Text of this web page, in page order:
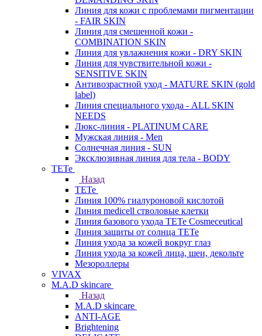
Линия для кожи с проблемами пигментации
- FAIR SKIN
Линия для смешенной кожи -
COMBINATION SKIN
Линия для увлажнения кожи - DRY SKIN
Линия для чувствительной кожи -
SENSITIVE SKIN
Антивозрастной уход - MATURE SKIN (gold
label)
Линия специального ухода - ALL SKIN
NEEDS
Люкс-линия - PLATINUM CARE
Мужская линия - Men
Солнечная линия - SUN
Эксклюзивная линия для тела - BODY
TETe
Назад
TETe
Линия 100% гиалуроновой кислотой
Линия medicell стволовые клетки
Линия базового ухода TETe Cosmeceutical
Линия защиты от солнца TETe
Линия ухода за кожей вокруг глаз
Линия ухода за кожей лица, шеи, декольте
Мезороллеры
VIVAX
M.A.D skincare
Назад
M.A.D skincare
ANTI-AGE
Brightening